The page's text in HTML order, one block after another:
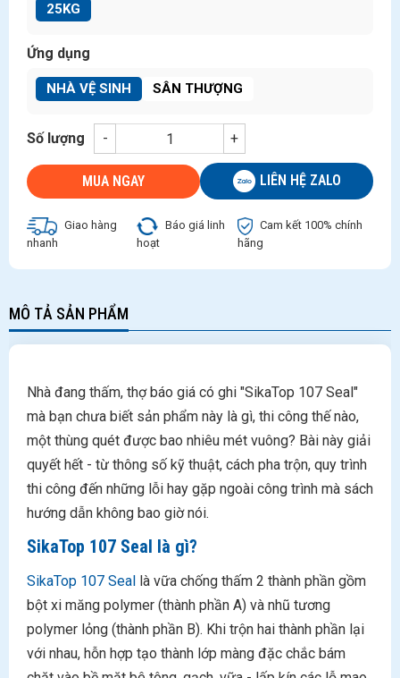
25KG
Ứng dụng
NHÀ VỆ SINH SÂN THƯỢNG
Số lượng - +
MUA NGAY LIÊN HỆ ZALO
Giao hàng
nhanh
Báo giá linh
hoạt
Cam kết 100% chính
hãng
MÔ TẢ SẢN PHẨM
Nhà đang thấm, thợ báo giá có ghi "SikaTop 107 Seal"
mà bạn chưa biết sản phẩm này là gì, thi công thế nào,
một thùng quét được bao nhiêu mét vuông? Bài này giải
quyết hết - từ thông số kỹ thuật, cách pha trộn, quy trình
thi công đến những lỗi hay gặp ngoài công trình mà sách
hướng dẫn không bao giờ nói.
SikaTop 107 Seal là gì?
SikaTop 107 Seal là vữa chống thấm 2 thành phần gồm
bột xi măng polymer (thành phần A) và nhũ tương
polymer lỏng (thành phần B). Khi trộn hai thành phần lại
với nhau, hỗn hợp tạo thành lớp màng đặc chắc bám